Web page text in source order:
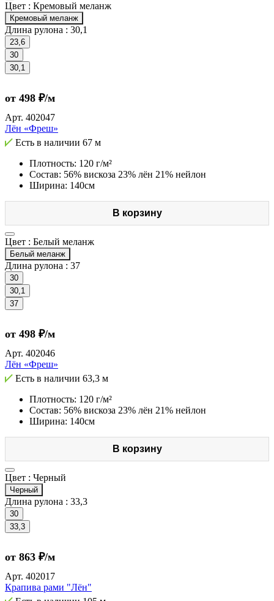
Цвет : Кремовый меланж
Кремовый меланж
Длина рулона : 30,1
23,6
30
30,1
от 498 ₽/м
Арт. 402047
Лён «Фреш»
Есть в наличии 67 м
Плотность: 120 г/м²
Состав: 56% вискоза 23% лён 21% нейлон
Ширина: 140см
В корзину
Цвет : Белый меланж
Белый меланж
Длина рулона : 37
30
30,1
37
от 498 ₽/м
Арт. 402046
Лён «Фреш»
Есть в наличии 63,3 м
Плотность: 120 г/м²
Состав: 56% вискоза 23% лён 21% нейлон
Ширина: 140см
В корзину
Цвет : Черный
Черный
Длина рулона : 33,3
30
33,3
от 863 ₽/м
Арт. 402017
Крапива рами "Лён"